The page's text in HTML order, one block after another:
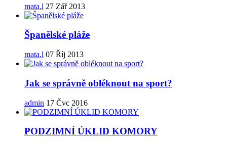
mata.l 27 Zář 2013
Španělské pláže
mata.l 07 Říj 2013
Jak se správně obléknout na sport?
admin 17 Čvc 2016
PODZIMNÍ ÚKLID KOMORY